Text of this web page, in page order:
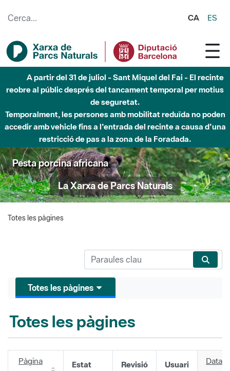
CA ES
A partir del 31 de juliol - Sant Miquel del Fai - El recinte
reobre al públic després del tancament temporal per motius
de seguretat.
Temporalment, les persones amb mobilitat reduïda no poden
accedir amb vehicle fins a l'entrada del recinte a causa d'una
restricció de pas a la zona de la Foradada.
Pesta porcina africana
La Xarxa de Parcs Naturals
Totes les pàgines
Totes les pàgines
Totes les pàgines
Pàgina Estat Revisió Usuari Data